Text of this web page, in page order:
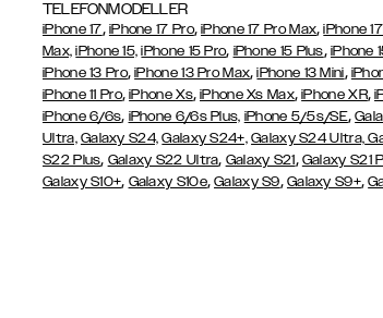
TELEFONMODELLER
iPhone 17, iPhone 17 Pro,iPhone 17 Pro Max,iPhone
Max, iPhone 15, iPhone 15 Pro, iPhone 15 Plus, iPhone
iPhone 13 Pro,iPhone 13 Pro Max,iPhone 13 Mini,
iPhone 11 Pro,iPhone Xs,iPhone Xs Max,iPhone XR,
iPhone 6/6s, iPhone 6/6s Plus, iPhone 5/5s/SE,
Ultra, Galaxy S24, Galaxy S24+, Galaxy S24 Ultra,
S22 Plus, Galaxy S22 Ultra, Galaxy S21, Galaxy S21
Galaxy S10+, Galaxy S10e,Galaxy S9, Galaxy S9+,